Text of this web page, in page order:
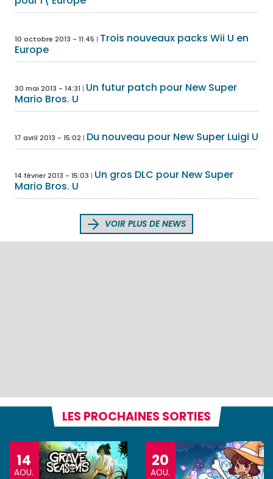
10 octobre 2013 - 11:45
Trois nouveaux packs Wii U en
Europe
30 mai 2013 - 14:31
Un futur patch pour New Super
Mario Bros. U
17 avril 2013 - 15:02 Du nouveau pour New Super Luigi U
14 février 2013 - 15:03
Un gros DLC pour New Super
Mario Bros. U
VOIR PLUS DE NEWS
LES PROCHAINES SORTIES
14
AOU.
20
AOU.